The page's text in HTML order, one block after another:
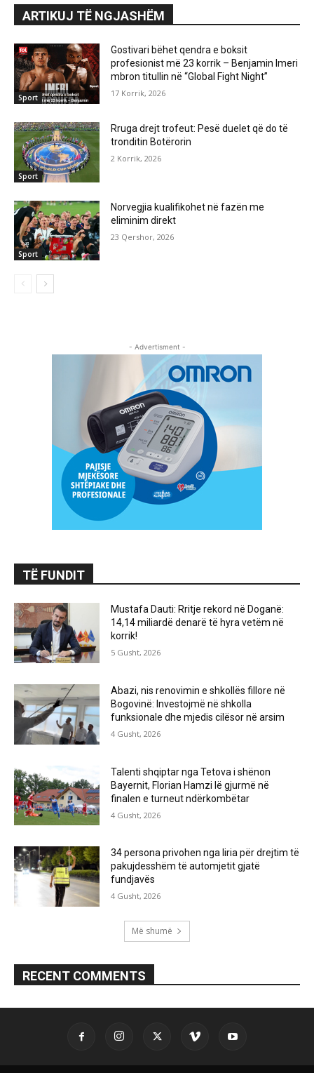
ARTIKUJ TË NGJASHËM
Sport
Gostivari bëhet qendra e boksit
profesionist më 23 korrik – Benjamin Imeri
mbron titullin në “Global Fight Night”
17 Korrik, 2026
Sport
Rruga drejt trofeut: Pesë duelet që do të
tronditin Botërorin
2 Korrik, 2026
Sport
Norvegjia kualifikohet në fazën me
eliminim direkt
23 Qershor, 2026
- Advertisment -
TË FUNDIT
Mustafa Dauti: Rritje rekord në Doganë:
14,14 miliardë denarë të hyra vetëm në
korrik!
5 Gusht, 2026
Abazi, nis renovimin e shkollës fillore në
Bogovinë: Investojmë në shkolla
funksionale dhe mjedis cilësor në arsim
4 Gusht, 2026
Talenti shqiptar nga Tetova i shënon
Bayernit, Florian Hamzi lë gjurmë në
finalen e turneut ndërkombëtar
4 Gusht, 2026
34 persona privohen nga liria për drejtim të
pakujdesshëm të automjetit gjatë
fundjavës
4 Gusht, 2026
Më shumë
RECENT COMMENTS